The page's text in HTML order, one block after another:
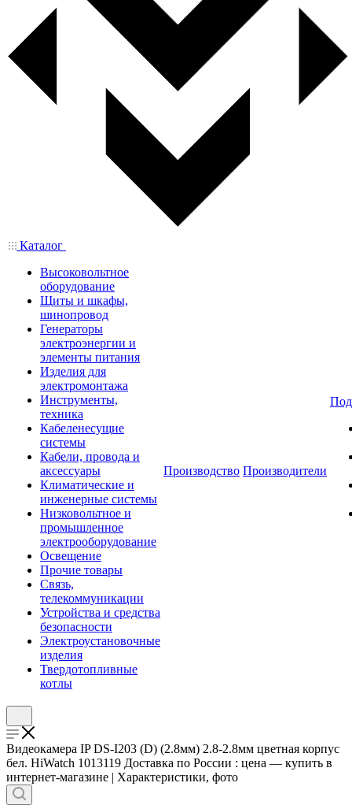
Каталог
Высоковольтное
оборудование
Щиты и шкафы,
шинопровод
Генераторы
электроэнергии и
элементы питания
Изделия для
электромонтажа
Инструменты,
техника
Кабеленесущие
системы
Кабели, провода и
аксессуары
Климатические и
инженерные системы
Низковольтное и
промышленное
электрооборудование
Освещение
Прочие товары
Связь,
телекоммуникации
Устройства и средства
безопасности
Электроустановочные
изделия
Твердотопливные
котлы
Производство Производители
Видеокамера IP DS-I203 (D) (2.8мм) 2.8-2.8мм цветная корпус
бел. HiWatch 1013119 Доставка по России : цена — купить в
интернет-магазине | Характеристики, фото